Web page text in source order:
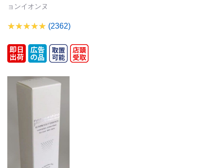
ョンイオンヌ
(2362)